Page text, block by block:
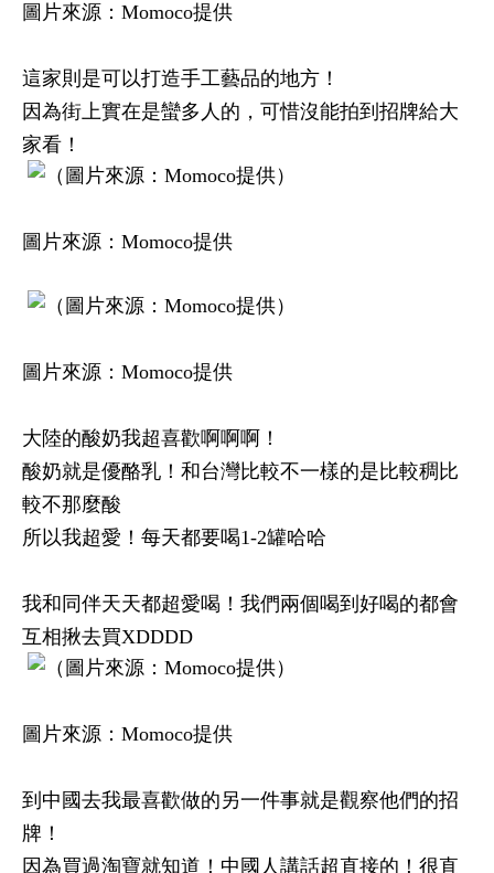
圖片來源：Momoco提供
這家則是可以打造手工藝品的地方！
因為街上實在是蠻多人的，可惜沒能拍到招牌給大
家看！
圖片來源：Momoco提供
圖片來源：Momoco提供
大陸的酸奶我超喜歡啊啊啊！
酸奶就是優酪乳！和台灣比較不一樣的是比較稠比
較不那麼酸
所以我超愛！每天都要喝1-2罐哈哈
我和同伴天天都超愛喝！我們兩個喝到好喝的都會
互相揪去買XDDDD
圖片來源：Momoco提供
到中國去我最喜歡做的另一件事就是觀察他們的招
牌！
因為買過淘寶就知道！中國人講話超直接的！很直